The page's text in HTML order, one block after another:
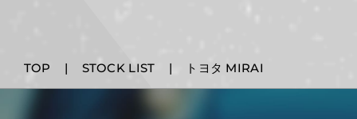
TOP STOCK LIST トヨタ MIRAI